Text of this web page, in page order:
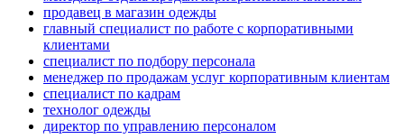
продавец в магазин одежды
главный специалист по работе с корпоративными
клиентами
специалист по подбору персонала
менеджер по продажам услуг корпоративным клиентам
специалист по кадрам
технолог одежды
директор по управлению персоналом